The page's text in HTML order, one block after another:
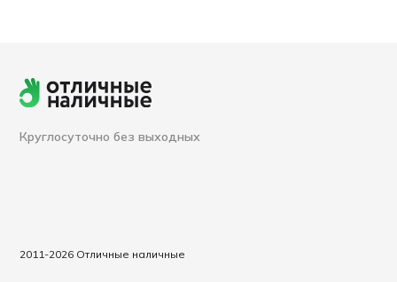
Круглосуточно без выходных
2011-2026 Отличные наличные